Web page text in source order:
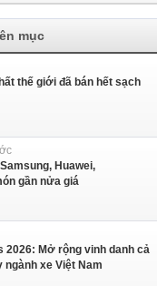
mục
thế giới đã bán hết sạch
Huawei,
gần nửa giá
2026: Mở rộng vinh danh cả
xe Việt Nam